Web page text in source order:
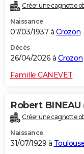
Créer une cagnotte
Naissance
07/03/1937 à Crozon
Décès
26/04/2026 à Crozon
Famille CANEVET
Robert BINEAU
Créer une cagnotte
Naissance
31/07/1929 à